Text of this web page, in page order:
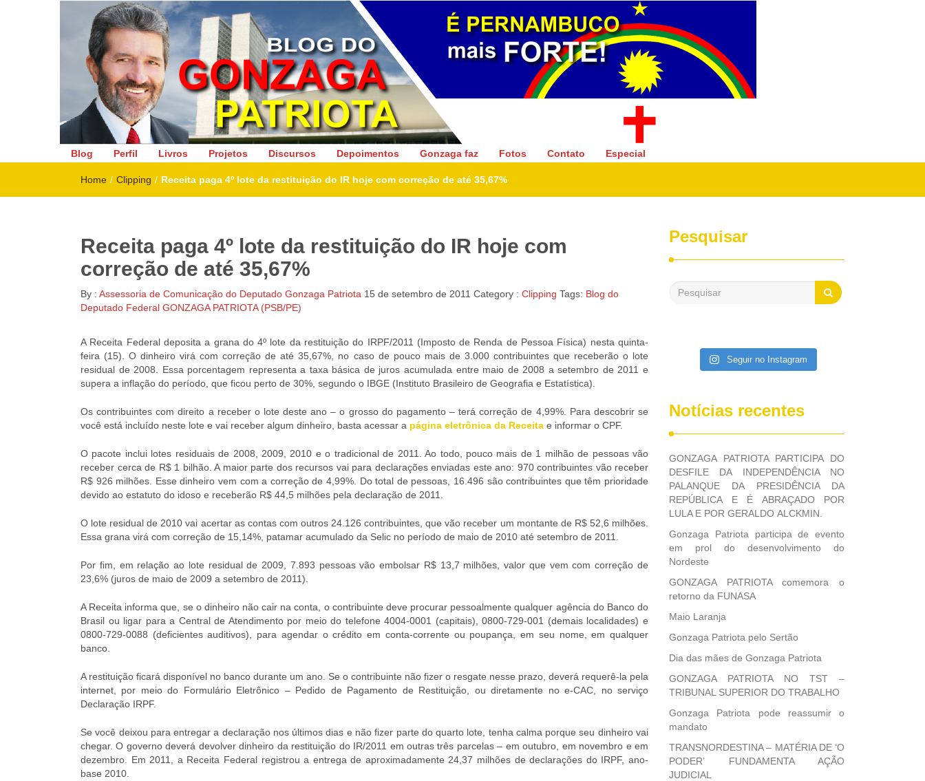
Gonzaga Patriota
Deputado Federal
Blog Perfil Livros Projetos Discursos Depoimentos Gonzaga faz Fotos Contato Especial
Home / Clipping / Receita paga 4º lote da restituição do IR hoje com correção de até 35,67%
Receita paga 4º lote da restituição do IR hoje com
correção de até 35,67%
By : Assessoria de Comunicação do Deputado Gonzaga Patriota 15 de setembro de 2011 Category : Clipping Tags: Blog do
Deputado Federal GONZAGA PATRIOTA (PSB/PE)
A Receita Federal deposita a grana do 4º lote da restituição do IRPF/2011 (Imposto de Renda de Pessoa Física) nesta quinta-
feira (15). O dinheiro virá com correção de até 35,67%, no caso de pouco mais de 3.000 contribuintes que receberão o lote
residual de 2008. Essa porcentagem representa a taxa básica de juros acumulada entre maio de 2008 a setembro de 2011 e
supera a inflação do período, que ficou perto de 30%, segundo o IBGE (Instituto Brasileiro de Geografia e Estatística).
Os contribuintes com direito a receber o lote deste ano – o grosso do pagamento – terá correção de 4,99%. Para descobrir se
você está incluído neste lote e vai receber algum dinheiro, basta acessar a página eletrônica da Receita e informar o CPF.
O pacote inclui lotes residuais de 2008, 2009, 2010 e o tradicional de 2011. Ao todo, pouco mais de 1 milhão de pessoas vão
receber cerca de R$ 1 bilhão. A maior parte dos recursos vai para declarações enviadas este ano: 970 contribuintes vão receber
R$ 926 milhões. Esse dinheiro vem com a correção de 4,99%. Do total de pessoas, 16.496 são contribuintes que têm prioridade
devido ao estatuto do idoso e receberão R$ 44,5 milhões pela declaração de 2011.
O lote residual de 2010 vai acertar as contas com outros 24.126 contribuintes, que vão receber um montante de R$ 52,6 milhões.
Essa grana virá com correção de 15,14%, patamar acumulado da Selic no período de maio de 2010 até setembro de 2011.
Por fim, em relação ao lote residual de 2009, 7.893 pessoas vão embolsar R$ 13,7 milhões, valor que vem com correção de
23,6% (juros de maio de 2009 a setembro de 2011).
A Receita informa que, se o dinheiro não cair na conta, o contribuinte deve procurar pessoalmente qualquer agência do Banco do
Brasil ou ligar para a Central de Atendimento por meio do telefone 4004-0001 (capitais), 0800-729-001 (demais localidades) e
0800-729-0088 (deficientes auditivos), para agendar o crédito em conta-corrente ou poupança, em seu nome, em qualquer
banco.
A restituição ficará disponível no banco durante um ano. Se o contribuinte não fizer o resgate nesse prazo, deverá requerê-la pela
internet, por meio do Formulário Eletrônico – Pedido de Pagamento de Restituição, ou diretamente no e-CAC, no serviço
Declaração IRPF.
Se você deixou para entregar a declaração nos últimos dias e não fizer parte do quarto lote, tenha calma porque seu dinheiro vai
chegar. O governo deverá devolver dinheiro da restituição do IR/2011 em outras três parcelas – em outubro, em novembro e em
dezembro. Em 2011, a Receita Federal registrou a entrega de aproximadamente 24,37 milhões de declarações do IRPF, ano-
base 2010.
Pesquisar
Seguir no Instagram
Notícias recentes
GONZAGA PATRIOTA PARTICIPA DO
DESFILE DA INDEPENDÊNCIA NO
PALANQUE DA PRESIDÊNCIA DA
REPÚBLICA E É ABRAÇADO POR
LULA E POR GERALDO ALCKMIN.
Gonzaga Patriota participa de evento
em prol do desenvolvimento do
Nordeste
GONZAGA PATRIOTA comemora o
retorno da FUNASA
Maio Laranja
Gonzaga Patriota pelo Sertão
Dia das mães de Gonzaga Patriota
GONZAGA PATRIOTA NO TST –
TRIBUNAL SUPERIOR DO TRABALHO
Gonzaga Patriota pode reassumir o
mandato
TRANSNORDESTINA – MATÉRIA DE ‘O
PODER’ FUNDAMENTA AÇÃO
JUDICIAL